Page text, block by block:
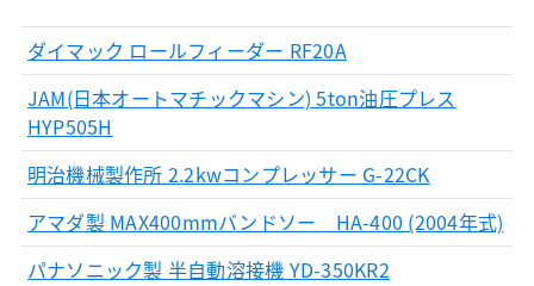
ダイマック ロールフィーダー RF20A
JAM(日本オートマチックマシン) 5ton油圧プレス
HYP505H
明治機械製作所 2.2kwコンプレッサー G-22CK
アマダ製 MAX400mmバンドソー HA-400 (2004年式)
パナソニック製 半自動溶接機 YD-350KR2